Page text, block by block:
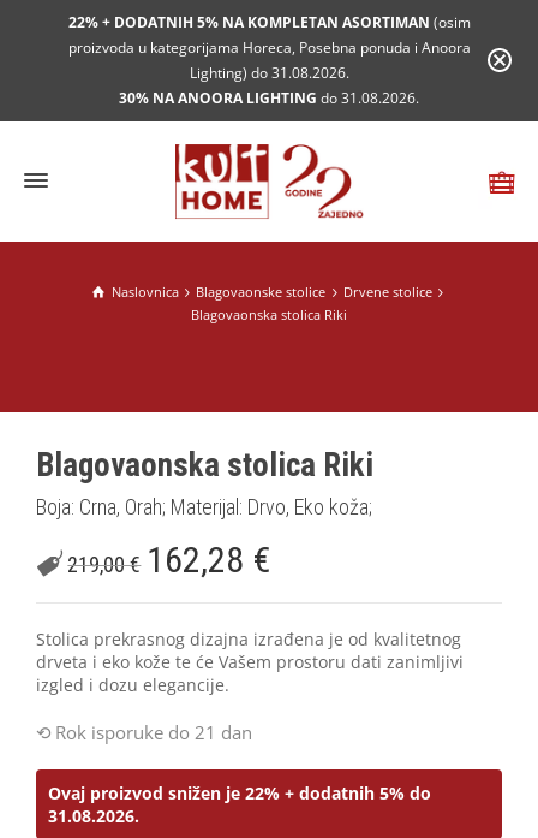
22% + DODATNIH 5% NA KOMPLETAN ASORTIMAN (osim
proizvoda u kategorijama Horeca, Posebna ponuda i Anoora
Lighting) do 31.08.2026.
30% NA ANOORA LIGHTING do 31.08.2026.
Naslovnica Blagovaonske stolice
Drvene stolice
Blagovaonska stolica Riki
Blagovaonska stolica Riki
Boja: Crna, Orah; Materijal: Drvo, Eko koža;
219,00€ 162,28 €
Stolica prekrasnog dizajna izrađena je od kvalitetnog
drveta i eko kože te će Vašem prostoru dati zanimljivi
izgled i dozu elegancije.
Rok isporuke do 21 dan
Ovaj proizvod snižen je 22% + dodatnih 5% do
31.08.2026.